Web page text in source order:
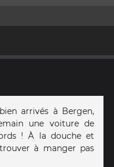
arrivés à Bergen,
une voiture de
! À la douche et
à manger pas